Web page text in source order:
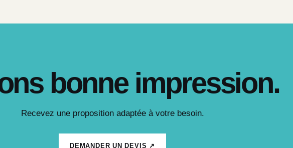
bonne impression.
Recevez une proposition adaptée à votre besoin.
DEMANDER UN DEVIS ↗